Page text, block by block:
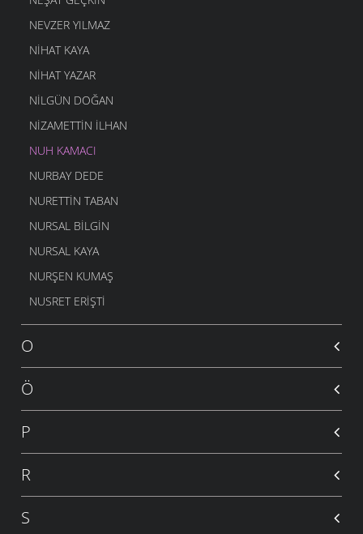
NEVZER YILMAZ
NIHAT KAYA
NIHAT YAZAR
NILGÜN DOĞAN
NIZAMETTIN İLHAN
NUH KAMACI
NURBAY DEDE
NURETTIN TABAN
NURSAL BILGIN
NURSAL KAYA
NURŞEN KUMAŞ
NUSRET ERIŞTI
O
Ö
P
R
S